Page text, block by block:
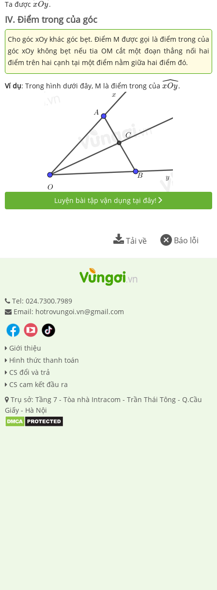
Ta được xOy.
IV. Điểm trong của góc
Cho góc xOy khác góc bẹt. Điểm M được gọi là điểm trong của
góc xOy không bẹt nếu tia OM cắt một đoạn thẳng nối hai
điểm trên hai cạnh tại một điểm nằm giữa hai điểm đó.
Ví dụ: Trong hình dưới đây, M là điểm trong của ˆ
xOy
xOy^
.
Luyện bài tập vận dụng tại đây!
Báo lỗi
Tải về
Tel: 024.7300.7989
Email: hotrovungoi.vn@gmail.com
Giới thiệu
Hình thức thanh toán
CS đổi và trả
CS cam kết đầu ra
Trụ sở: Tầng 7 - Tòa nhà Intracom - Trần Thái Tông - Q.Cầu
Giấy - Hà Nội